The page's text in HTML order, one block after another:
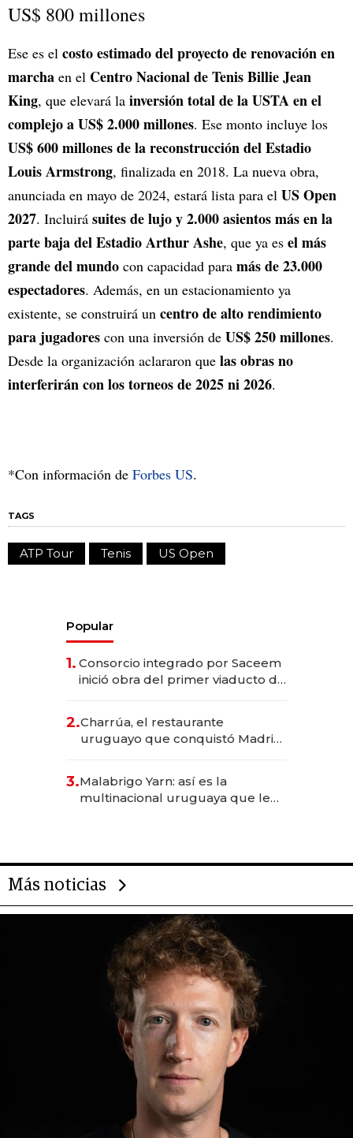
US$ 800 millones
Ese es el costo estimado del proyecto de renovación en
marcha en el Centro Nacional de Tenis Billie Jean
King, que elevará la inversión total de la USTA en el
complejo a US$ 2.000 millones. Ese monto incluye los
US$ 600 millones de la reconstrucción del Estadio
Louis Armstrong, finalizada en 2018. La nueva obra,
anunciada en mayo de 2024, estará lista para el US Open
2027. Incluirá suites de lujo y 2.000 asientos más en la
parte baja del Estadio Arthur Ashe, que ya es el más
grande del mundo con capacidad para más de 23.000
espectadores. Además, en un estacionamiento ya
existente, se construirá un centro de alto rendimiento
para jugadores con una inversión de US$ 250 millones.
Desde la organización aclararon que las obras no
interferirán con los torneos de 2025 ni 2026.
*Con información de Forbes US.
TAGS
ATP Tour Tenis US Open
Popular
1. Consorcio integrado por Saceem
inició obra del primer viaducto de
millones
2.Charrúa, el restaurante
uruguayo que conquistó Madrid:
anticipación y prepara apertura
3.Malabrigo Yarn: así es la
multinacional uruguaya que le
Más noticias